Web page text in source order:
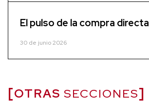
El pulso de la compra directa
30 de junio 2026
OTRAS SECCIONES